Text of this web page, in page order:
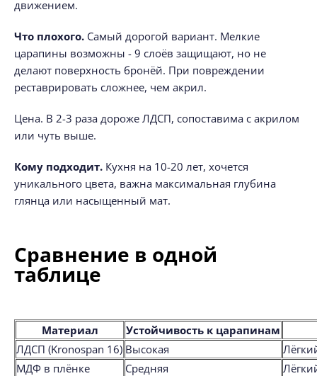
движением.
Что плохого. Самый дорогой вариант. Мелкие
царапины возможны - 9 слоёв защищают, но не
делают поверхность бронёй. При повреждении
реставрировать сложнее, чем акрил.
Цена. В 2-3 раза дороже ЛДСП, сопоставима с акрилом
или чуть выше.
Кому подходит. Кухня на 10-20 лет, хочется
уникального цвета, важна максимальная глубина
глянца или насыщенный мат.
Сравнение в одной
таблице
Материал
Устойчивость к царапинам
ЛДСП (Kronospan 16) Высокая
МДФ в плёнке
Средняя